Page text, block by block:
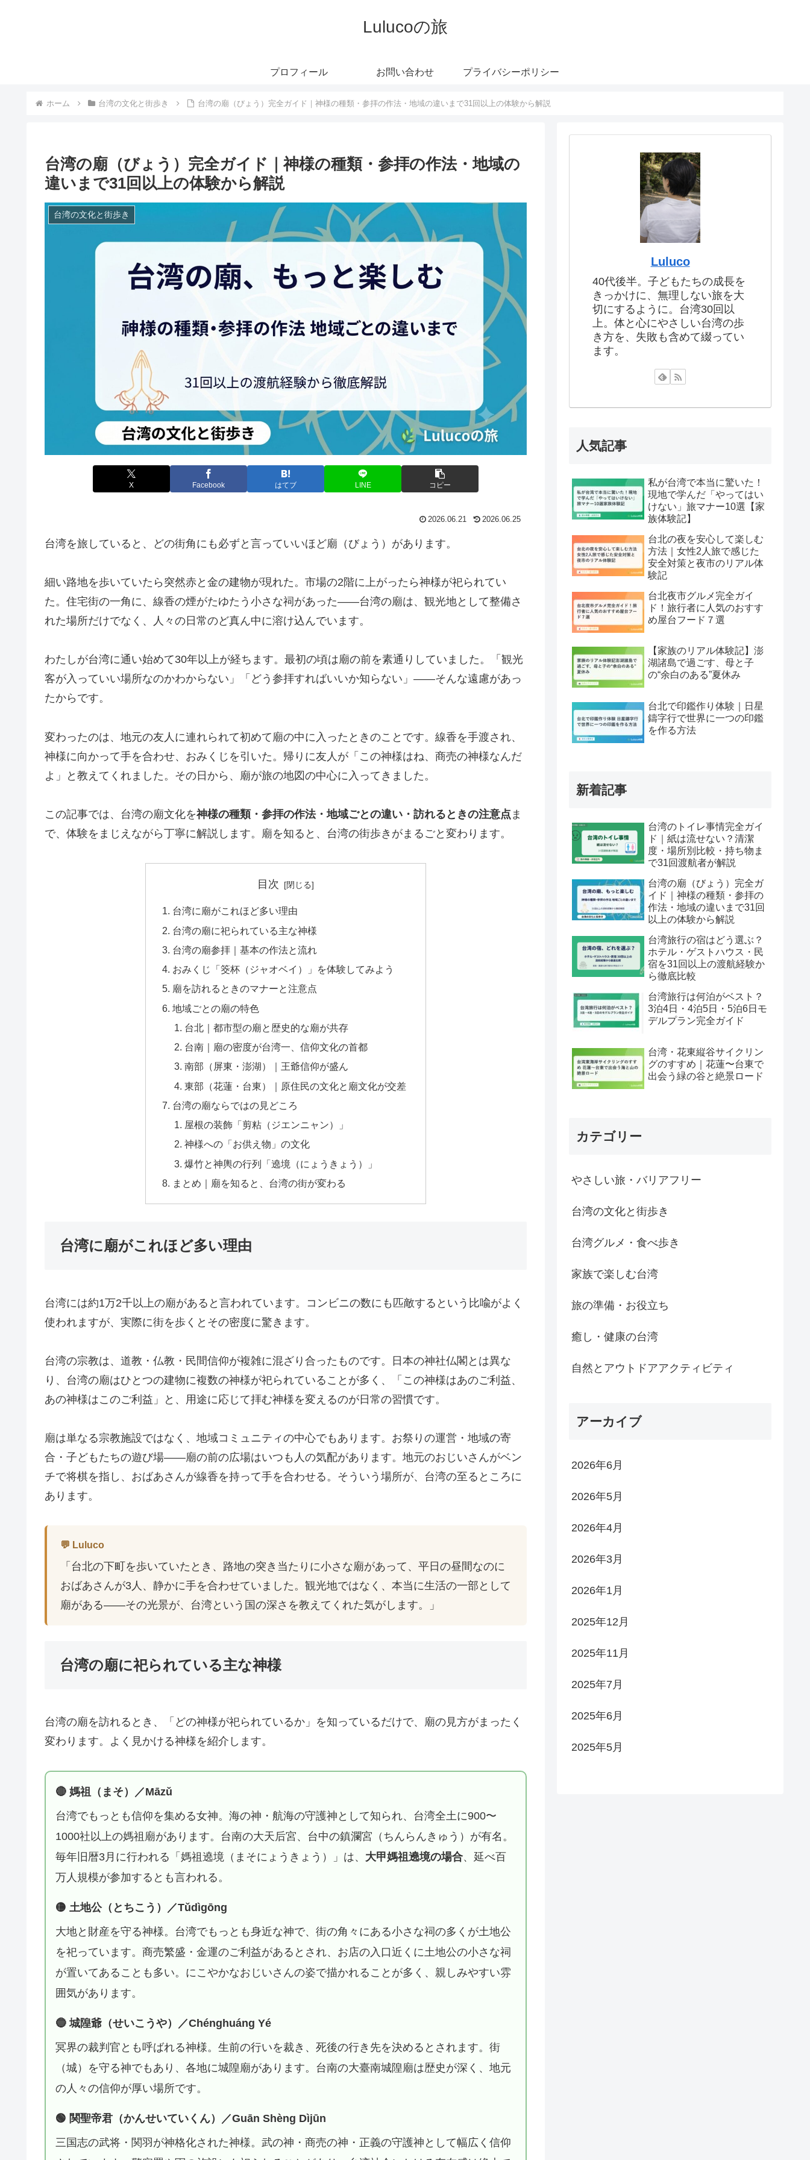
Lulucoの旅
プロフィール お問い合わせ プライバシーポリシー
ホーム 台湾の文化と街歩き 台湾の廟（びょう）完全ガイド｜神様の種類・参拝の作法・地域の違いまで31回以上の体験から解説
台湾の廟（びょう）完全ガイド｜神様の種類・参拝の作法・地域の
違いまで31回以上の体験から解説
台湾の文化と街歩き
X Facebook はてブ LINE コピー
2026.06.21 2026.06.25
台湾を旅していると、どの街角にも必ずと言っていいほど廟（びょう）があります。
細い路地を歩いていたら突然赤と金の建物が現れた。市場の2階に上がったら神様が祀られてい
た。住宅街の一角に、線香の煙がたゆたう小さな祠があった——台湾の廟は、観光地として整備さ
れた場所だけでなく、人々の日常のど真ん中に溶け込んでいます。
わたしが台湾に通い始めて30年以上が経ちます。最初の頃は廟の前を素通りしていました。「観光
客が入っていい場所なのかわからない」「どう参拝すればいいか知らない」——そんな遠慮があっ
たからです。
変わったのは、地元の友人に連れられて初めて廟の中に入ったときのことです。線香を手渡され、
神様に向かって手を合わせ、おみくじを引いた。帰りに友人が「この神様はね、商売の神様なんだ
よ」と教えてくれました。その日から、廟が旅の地図の中心に入ってきました。
この記事では、台湾の廟文化を神様の種類・参拝の作法・地域ごとの違い・訪れるときの注意点 ま
で、体験をまじえながら丁寧に解説します。廟を知ると、台湾の街歩きがまるごと変わります。
目次
台湾に廟がこれほど多い理由
台湾の廟に祀られている主な神様
台湾の廟参拝｜基本の作法と流れ
おみくじ「筊杯（ジャオベイ）」を体験してみよう
廟を訪れるときのマナーと注意点
地域ごとの廟の特色
台北｜都市型の廟と歴史的な廟が共存
台南｜廟の密度が台湾一、信仰文化の首都
南部（屏東・澎湖）｜王爺信仰が盛ん
東部（花蓮・台東）｜原住民の文化と廟文化が交差
台湾の廟ならではの見どころ
屋根の装飾「剪粘（ジエンニャン）」
神様への「お供え物」の文化
爆竹と神輿の行列「遶境（にょうきょう）」
まとめ｜廟を知ると、台湾の街が変わる
台湾に廟がこれほど多い理由
台湾には約1万2千以上の廟があると言われています。コンビニの数にも匹敵するという比喩がよく
使われますが、実際に街を歩くとその密度に驚きます。
台湾の宗教は、道教・仏教・民間信仰が複雑に混ざり合ったものです。日本の神社仏閣とは異な
り、台湾の廟はひとつの建物に複数の神様が祀られていることが多く、「この神様はあのご利益、
あの神様はこのご利益」と、用途に応じて拝む神様を変えるのが日常の習慣です。
廟は単なる宗教施設ではなく、地域コミュニティの中心でもあります。お祭りの運営・地域の寄
合・子どもたちの遊び場——廟の前の広場はいつも人の気配があります。地元のおじいさんがベン
チで将棋を指し、おばあさんが線香を持って手を合わせる。そういう場所が、台湾の至るところに
あります。
💬 Luluco
「台北の下町を歩いていたとき、路地の突き当たりに小さな廟があって、平日の昼間なのに
おばあさんが3人、静かに手を合わせていました。観光地ではなく、本当に生活の一部として
廟がある——その光景が、台湾という国の深さを教えてくれた気がします。」
台湾の廟に祀られている主な神様
台湾の廟を訪れるとき、「どの神様が祀られているか」を知っているだけで、廟の見方がまったく
変わります。よく見かける神様を紹介します。
🔴 媽祖（まそ）／Māzǔ
台湾でもっとも信仰を集める女神。海の神・航海の守護神として知られ、台湾全土に900〜
1000社以上の媽祖廟があります。台南の大天后宮、台中の鎮瀾宮（ちんらんきゅう）が有名。
毎年旧暦3月に行われる「媽祖遶境（まそにょうきょう）」は、 大甲媽祖遶境の場合、延べ百
万人規模が参加するとも言われる。
🟡 土地公（とちこう）／Tǔdìgōng
大地と財産を守る神様。台湾でもっとも身近な神で、街の角々にある小さな祠の多くが土地公
を祀っています。商売繁盛・金運のご利益があるとされ、お店の入口近くに土地公の小さな祠
が置いてあることも多い。にこやかなおじいさんの姿で描かれることが多く、親しみやすい雰
囲気があります。
🔵 城隍爺（せいこうや）／Chénghuáng Yé
冥界の裁判官とも呼ばれる神様。生前の行いを裁き、死後の行き先を決めるとされます。街
（城）を守る神でもあり、各地に城隍廟があります。台南の大臺南城隍廟は歴史が深く、地元
の人々の信仰が厚い場所です。
🟢 関聖帝君（かんせいていくん）／Guān Shèng Dìjūn
三国志の武将・関羽が神格化された神様。武の神・商売の神・正義の守護神として幅広く信仰
Luluco
40代後半。子どもたちの成長を
きっかけに、無理しない旅を大
切にするように。台湾30回以
上。体と心にやさしい台湾の歩
き方を、失敗も含めて綴ってい
ます。
人気記事
私が台湾で本当に驚いた！
現地で学んだ「やってはい
けない」旅マナー10選【家
族体験記】
台北の夜を安心して楽しむ
方法｜女性2人旅で感じた
安全対策と夜市のリアル体
験記
台北夜市グルメ完全ガイ
ド！旅行者に人気のおすす
め屋台フード７選
【家族のリアル体験記】澎
湖諸島で過ごす、母と子
の“余白のある”夏休み
台北で印鑑作り体験｜日星
鑄字行で世界に一つの印鑑
を作る方法
新着記事
台湾のトイレ事情完全ガイ
ド｜紙は流せない？清潔
度・場所別比較・持ち物ま
で31回渡航者が解説
台湾の廟（びょう）完全ガ
イド｜神様の種類・参拝の
作法・地域の違いまで31回
以上の体験から解説
台湾旅行の宿はどう選ぶ？
ホテル・ゲストハウス・民
宿を31回以上の渡航経験か
ら徹底比較
台湾旅行は何泊がベスト？
3泊4日・4泊5日・5泊6日モ
デルプラン完全ガイド
台湾・花東縦谷サイクリン
グのすすめ｜花蓮〜台東で
出会う緑の谷と絶景ロード
カテゴリー
やさしい旅・バリアフリー
台湾の文化と街歩き
台湾グルメ・食べ歩き
家族で楽しむ台湾
旅の準備・お役立ち
癒し・健康の台湾
自然とアウトドアアクティビティ
アーカイブ
2026年6月
2026年5月
2026年4月
2026年3月
2026年1月
2025年12月
2025年11月
2025年7月
2025年6月
2025年5月